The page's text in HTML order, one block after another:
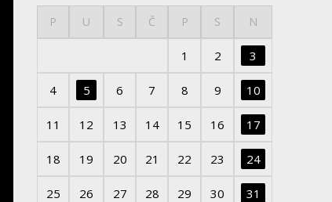
P U S Č P S N
1 2 3
4 5 6 7 8 9 10
11 12 13 14 15 16 17
18 19 20 21 22 23 24
25 26 27 28 29 30 31